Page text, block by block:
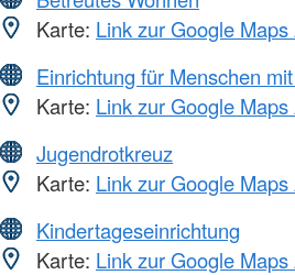
Karte: Link zur Google
Einrichtung für Menschen
Karte: Link zur Google
Jugendrotkreuz
Karte: Link zur Google
Kindertageseinrichtung
Karte: Link zur Google